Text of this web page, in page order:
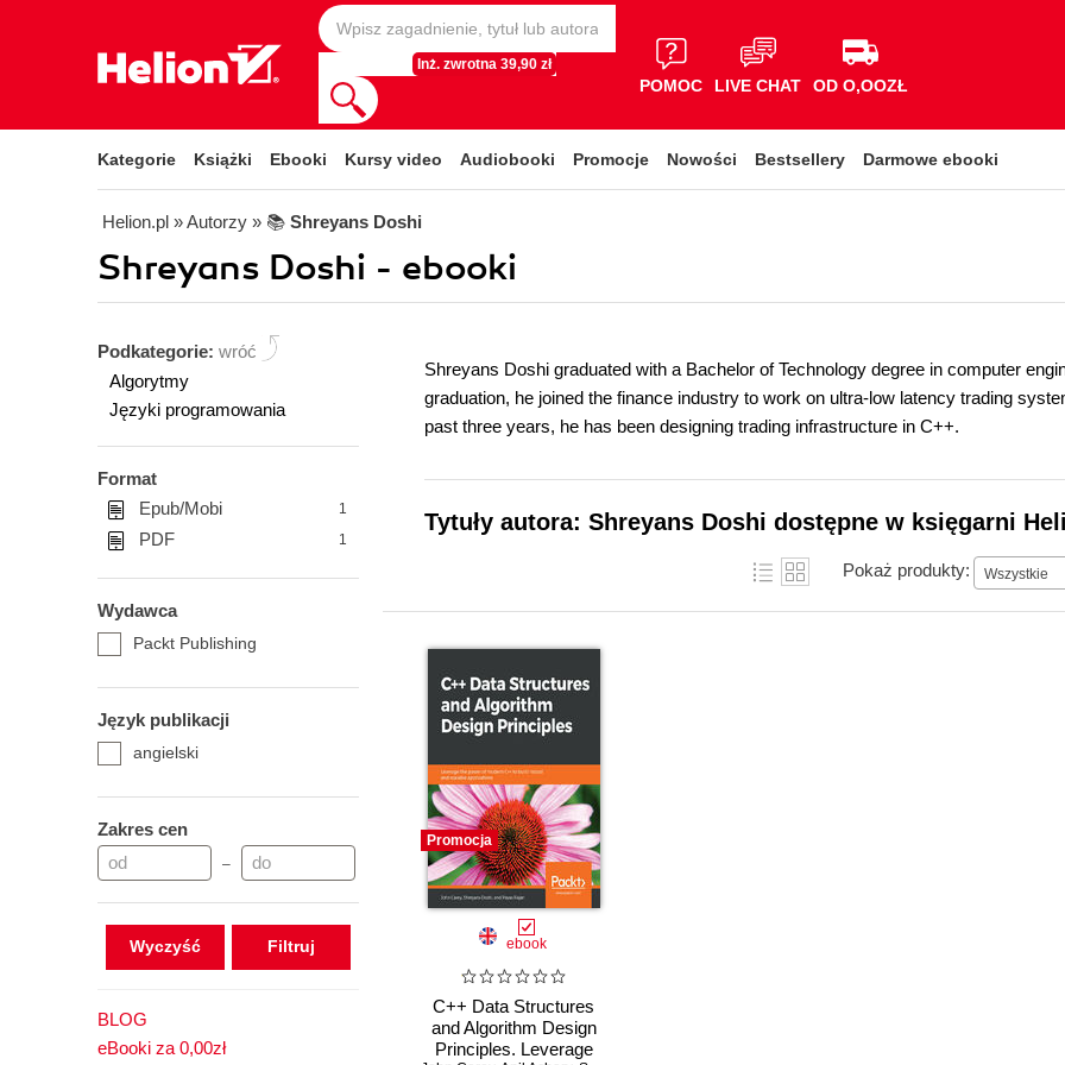
Inż. zwrotna 39,90 zł
POMOC LIVE CHAT OD O,OOZŁ
Kategorie Książki Ebooki Kursy video Audiobooki Promocje Nowości Bestsellery Darmowe ebooki
Helion.pl » Autorzy » 📚 Shreyans Doshi
Shreyans Doshi - ebooki
Podkategorie: wróć
Algorytmy
Języki programowania
Format
Epub/Mobi
1
PDF 1
Wydawca
Packt Publishing
Język publikacji
angielski
Zakres cen
–
Wyczyść
BLOG
eBooki za 0,00zł
Shreyans Doshi graduated with a Bachelor of Technology degree in computer
graduation, he joined the finance industry to work on ultra-low latency trading
past three years, he has been designing trading infrastructure in C++.
Tytuły autora: Shreyans Doshi dostępne w księgarni
Pokaż produkty: Wszystkie
Promocja
ebook
C++ Data Structures
and Algorithm Design
Principles. Leverage